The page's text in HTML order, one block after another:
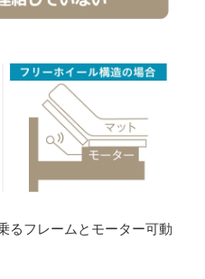
るフレームとモーター可動